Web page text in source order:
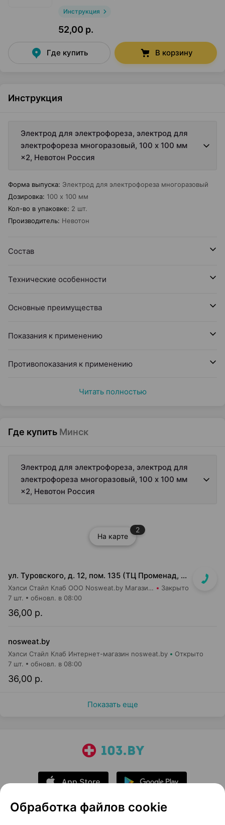
Инструкция
52,00 р.
Где купить В корзину
Инструкция
Электрод для электрофореза, электрод для
электрофореза многоразовый, 100 x 100 мм
×2, Невотон Россия
Форма выпуска: Электрод для электрофореза многоразовый
Дозировка: 100 x 100 мм
Кол-во в упаковке: 2 шт.
Производитель: Невотон
Состав
Технические особенности
Основные преимущества
Показания к применению
Противопоказания к применению
Читать полностью
Где купить Минск
Электрод для электрофореза, электрод для
электрофореза многоразовый, 100 x 100 мм
×2, Невотон Россия
На карте
2
ул. Туровского, д. 12, пом. 135 (ТЦ Променад, вход 7)
Хэлси Стайл Клаб ООО Nosweat.by Магазин товаров для здоровья Закрыто
36,00 р.
7 шт. обновл. в 08:00
nosweat.by
Хэлси Стайл Клаб Интернет-магазин nosweat.by Открыто
36,00 р.
7 шт. обновл. в 08:00
Показать еще
Обработка файлов cookie